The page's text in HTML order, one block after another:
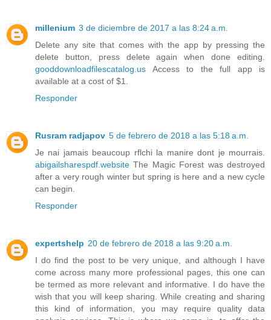
millenium 3 de diciembre de 2017 a las 8:24 a.m.
Delete any site that comes with the app by pressing the
delete button, press delete again when done editing.
gooddownloadfilescatalog.us Access to the full app is
available at a cost of $1.
Responder
Rusram radjapov 5 de febrero de 2018 a las 5:18 a.m.
Je nai jamais beaucoup rflchi la manire dont je mourrais.
abigailsharespdf.website The Magic Forest was destroyed
after a very rough winter but spring is here and a new cycle
can begin.
Responder
expertshelp 20 de febrero de 2018 a las 9:20 a.m.
I do find the post to be very unique, and although I have
come across many more professional pages, this one can
be termed as more relevant and informative. I do have the
wish that you will keep sharing. While creating and sharing
this kind of information, you may require quality data